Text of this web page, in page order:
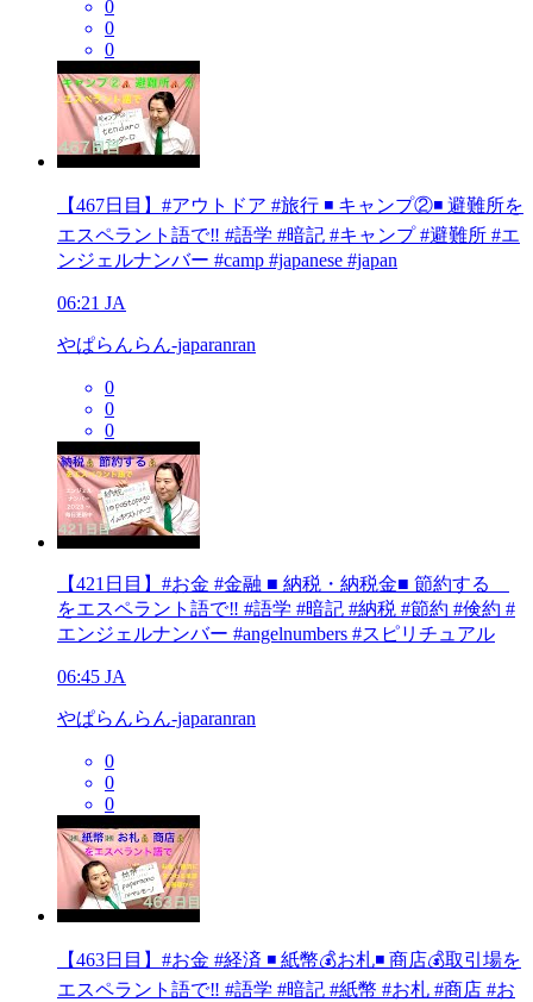
0
0
0
【467日目】#アウトドア #旅行 ◾️ キャンプ②◾️ 避難所を
エスペラント語で‼️ #語学 #暗記 #キャンプ #避難所 #エ
ンジェルナンバー #camp #japanese #japan
06:21 JA
やぱらんらん-japaranran
0
0
0
【421日目】#お金 #金融 ■ 納税・納税金■ 節約する
をエスペラント語で‼️ #語学 #暗記 #納税 #節約 #倹約 #
エンジェルナンバー #angelnumbers #スピリチュアル
06:45 JA
やぱらんらん-japaranran
0
0
0
【463日目】#お金 #経済 ◾️ 紙幣💰お札◾️ 商店💰取引場を
エスペラント語で‼️ #語学 #暗記 #紙幣 #お札 #商店 #お